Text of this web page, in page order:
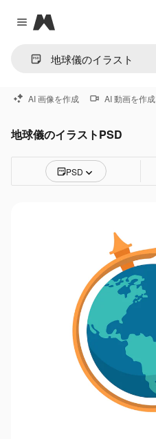
Close menu
Magnific
AI 画像を作成 AI 動画を作成
地球儀のイラストPSD
PSD